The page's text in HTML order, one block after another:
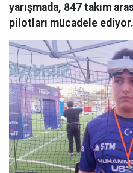
yarışmada, 847 takım
pilotları mücadele ediyor.